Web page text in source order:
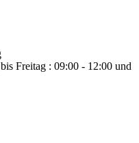
Freitag : 09:00 - 12:00 und